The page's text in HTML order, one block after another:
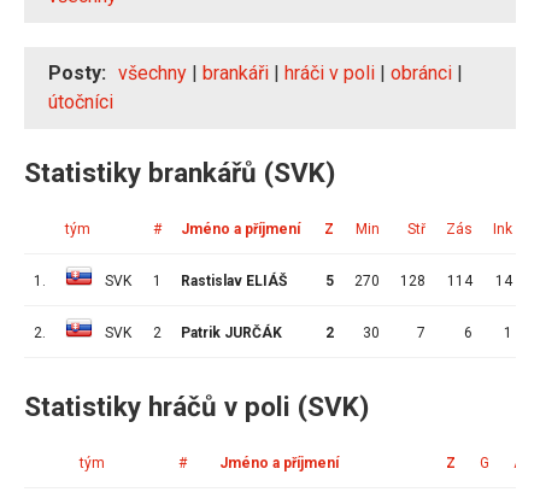
Posty: všechny | brankáři | hráči v poli | obránci |
útočníci
Statistiky brankářů (SVK)
tým # Jméno a příjmení Z Min Stř Zás Ink
1. SVK 1 Rastislav ELIÁŠ 5 270 128 114 14
2. SVK 2 Patrik JURČÁK 2 30 7 6 1
Statistiky hráčů v poli (SVK)
tým # Jméno a příjmení Z G A